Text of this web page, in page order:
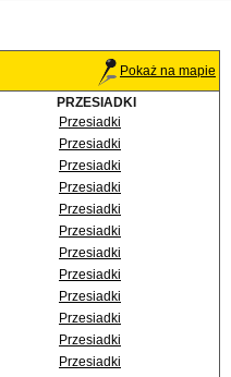
Pokaż na mapie
PRZESIADKI
Przesiadki
Przesiadki
Przesiadki
Przesiadki
Przesiadki
Przesiadki
Przesiadki
Przesiadki
Przesiadki
Przesiadki
Przesiadki
Przesiadki